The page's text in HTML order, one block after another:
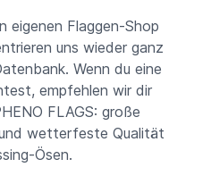
eigenen Flaggen-Shop
uns wieder ganz
Wenn du eine
empfehlen wir dir
FLAGS: große
wetterfeste Qualität
Ösen.